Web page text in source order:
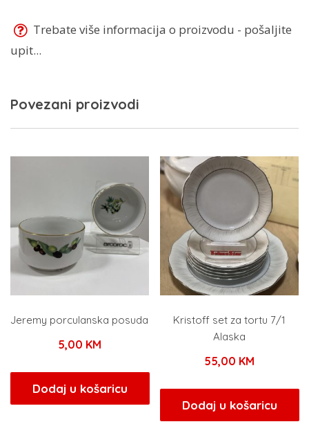
količinaTrebate više informacija o proizvodu - pošaljite
upit...
Povezani proizvodi
Jeremy porculanska posuda
5,00 KM
Dodaj u košaricu
Kristoff set za tortu 7/1
Alaska
55,00 KM
Dodaj u košaricu